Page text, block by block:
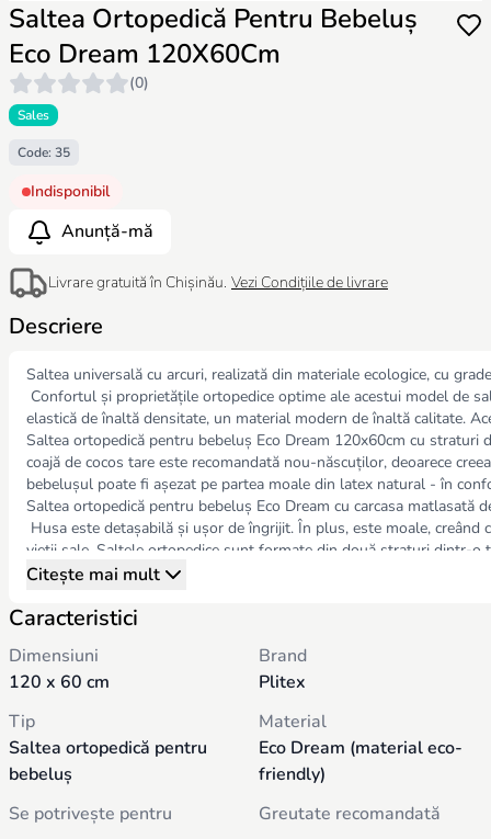
Saltea Ortopedică Pentru Bebeluș
Eco Dream 120X60Cm
(0)
Sales
Code: 35
Indisponibil
Anunță-mă
Livrare gratuită în Chișinău. Vezi Condițiile de livrare
Descriere
Saltea universală cu arcuri, realizată din materiale ecologice, cu
Confortul și proprietățile ortopedice optime ale acestui model de
elastică de înaltă densitate, un material modern de înaltă calitate.
Saltea ortopedică pentru bebeluș Eco Dream 120x60cm cu
coajă de cocos tare este recomandată nou-născuților, deoarece
bebelușul poate fi așezat pe partea moale din latex natural - în
Saltea ortopedică pentru bebeluș Eco Dream cu carcasa
Husa este detașabilă și ușor de îngrijit. În plus, este moale,
vieții sale. Saltele ortopedice sunt formate din două straturi dintr-
momente ale vieții sale. Produsul trebuie utilizat sub
Tip saltea: bilaterală, cu rigiditatea părților diferită; Construcție:
Trebuie să rețineți că, chiar și în cele mai sigure condiții, îngrijirea
Chișinău.
Citește mai mult
Caracteristici
Dimensiuni
120 x 60 cm
Brand
Plitex
Tip
Saltea ortopedică pentru
bebeluș
Material
Eco Dream (material eco-
friendly)
Se potrivește pentru
Greutate recomandată